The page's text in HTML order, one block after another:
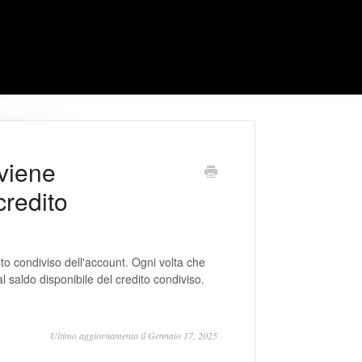
condiviso dell'account. Ogni volta che
saldo disponibile del credito condiviso.
Ultimo aggiornamento il Gennaio 17, 2025